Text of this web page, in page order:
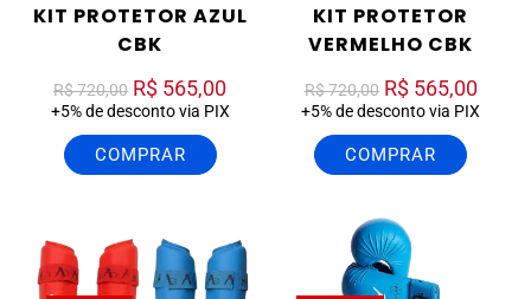
KIT PROTETOR AZUL
CBK
R$720,00 R$ 565,00
+5% de desconto via PIX
COMPRAR
KIT PROTETOR
VERMELHO CBK
R$720,00 R$565,00
+5% de desconto via PIX
COMPRAR